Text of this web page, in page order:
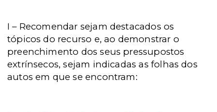
I – Recomendar sejam destacados os
tópicos do recurso e, ao demonstrar o
preenchimento dos seus pressupostos
extrínsecos, sejam indicadas as folhas dos
autos em que se encontram: